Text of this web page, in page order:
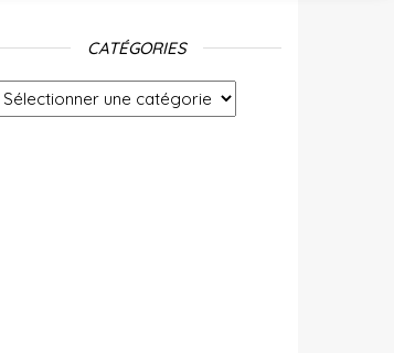
CATÉGORIES
Catégories